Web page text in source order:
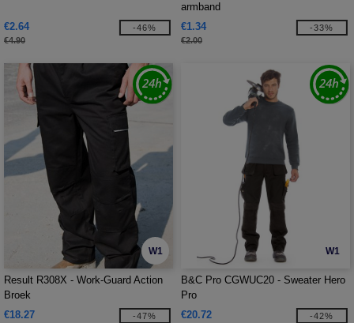
€2.64
€4.90
-46%
armband
€1.34
€2.00
-33%
W1
Result R308X - Work-Guard Action
Broek
€18.27
-47%
W1
B&C Pro CGWUC20 - Sweater Hero
Pro
€20.72
-42%